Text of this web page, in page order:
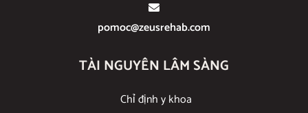
pomoc@zeusrehab.com
TÀI NGUYÊN LÂM SÀNG
Chỉ định y khoa